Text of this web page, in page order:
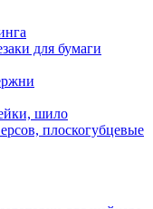
для бумаги
шило
плоскогубцевые